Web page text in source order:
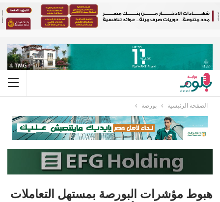
الصفحة الرئيسية بورصة
هبوط مؤشرات البورصة بمستهل التعاملات